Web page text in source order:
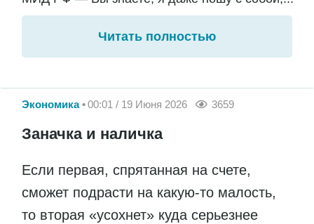
Читать полностью
Экономика 00:01 / 19 Июня 2026 3659
Заначка и наличка
Если первая, спрятанная на счете,
сможет подрасти на какую-то малость,
то вторая «усохнет» куда серьезнее